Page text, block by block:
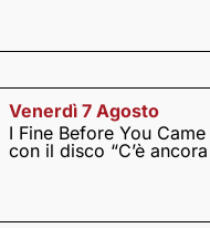
Venerdì 7 Agosto
I Fine Before You
con il disco “C’è